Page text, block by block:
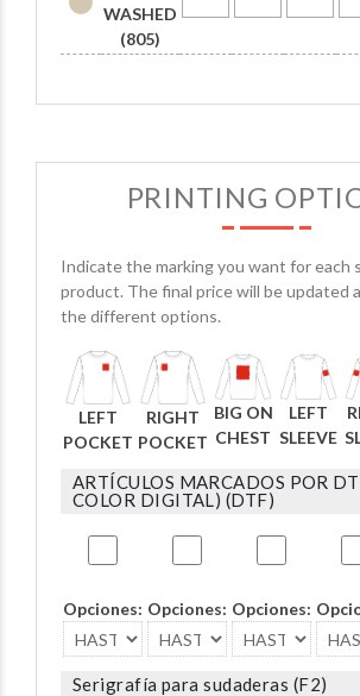
WASHED
(805)
PRINTING
Indicate the marking you want for each
product. The final price will be updated
the different options.
LEFT
POCKET
RIGHT
POCKET
BIG ON
CHEST
LEFT
SLEEVE
ARTÍCULOS MARCADOS POR
COLOR DIGITAL) (DTF)
Opciones: Opciones: Opciones:
Serigrafía para sudaderas (F2)